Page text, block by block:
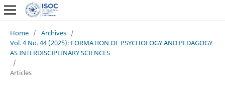
Home / Archives /
Vol. 4 No. 44 (2025): FORMATION OF PSYCHOLOGY AND PEDAGOGY
AS INTERDISCIPLINARY SCIENCES
/
Articles